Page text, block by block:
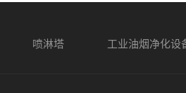
喷淋塔 工业油烟净化设